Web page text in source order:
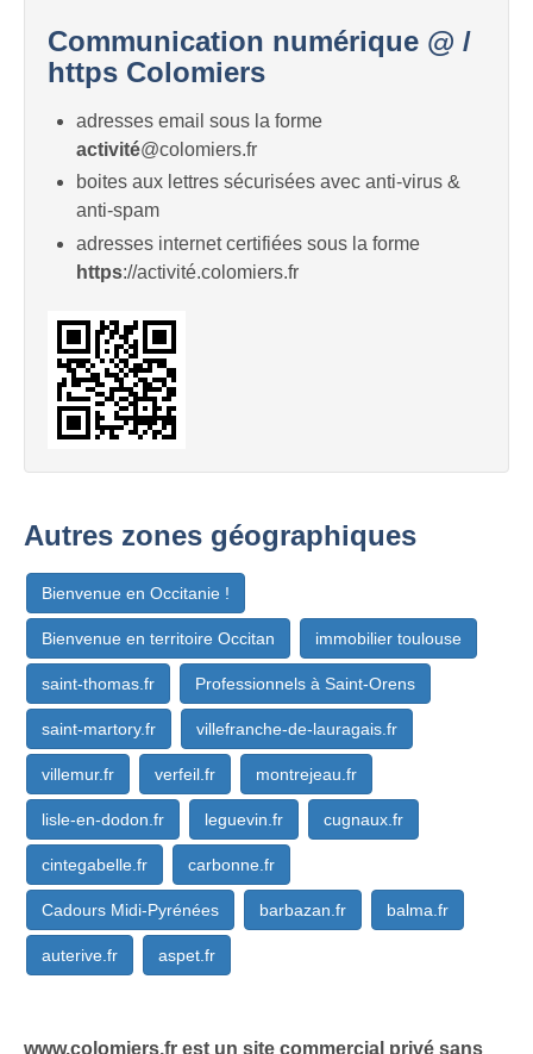
Communication numérique @ /
https Colomiers
adresses email sous la forme
activité@colomiers.fr
boites aux lettres sécurisées avec anti-virus &
anti-spam
adresses internet certifiées sous la forme
https://activité.colomiers.fr
Autres zones géographiques
Bienvenue en Occitanie !
Bienvenue en territoire Occitan immobilier toulouse
saint-thomas.fr Professionnels à Saint-Orens
saint-martory.fr villefranche-de-lauragais.fr
villemur.fr verfeil.fr montrejeau.fr
lisle-en-dodon.fr leguevin.fr cugnaux.fr
cintegabelle.fr carbonne.fr
Cadours Midi-Pyrénées barbazan.fr balma.fr
auterive.fr aspet.fr
www.colomiers.fr est un site commercial privé sans